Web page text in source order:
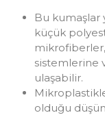
Bu kumaşlar
küçük
sistemlerine
ulaşabilir.
olduğu